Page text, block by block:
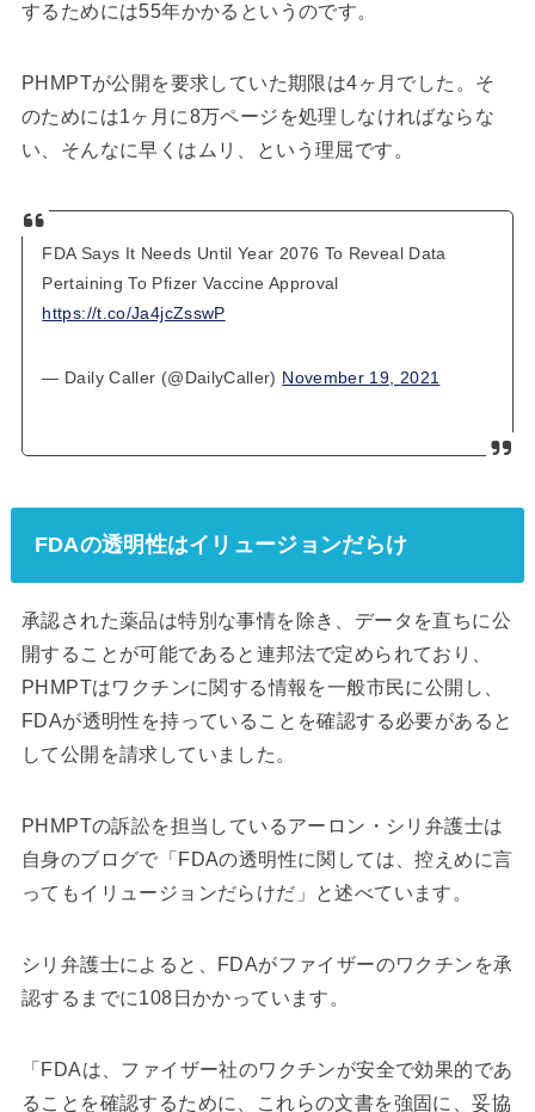
するためには55年かかるというのです。
PHMPTが公開を要求していた期限は4ヶ月でした。そ
のためには1ヶ月に8万ページを処理しなければならな
い、そんなに早くはムリ、という理屈です。
FDA Says It Needs Until Year 2076 To Reveal Data
Pertaining To Pfizer Vaccine Approval
https://t.co/Ja4jcZsswP
— Daily Caller (@DailyCaller) November 19, 2021
FDAの透明性はイリュージョンだらけ
承認された薬品は特別な事情を除き、データを直ちに公
開することが可能であると連邦法で定められており、
PHMPTはワクチンに関する情報を一般市民に公開し、
FDAが透明性を持っていることを確認する必要があると
して公開を請求していました。
PHMPTの訴訟を担当しているアーロン・シリ弁護士は
自身のブログで「FDAの透明性に関しては、控えめに言
ってもイリュージョンだらけだ」と述べています。
シリ弁護士によると、FDAがファイザーのワクチンを承
認するまでに108日かかっています。
「FDAは、ファイザー社のワクチンが安全で効果的であ
ることを確認するために、これらの文書を強固に、妥協